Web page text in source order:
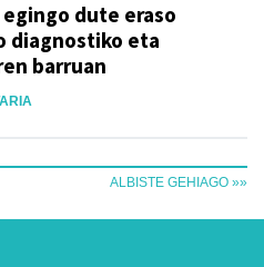
dute eraso
diagnostiko eta
barruan
ALBISTE GEHIAGO »»